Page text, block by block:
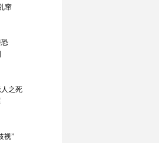
窜
之死
视”